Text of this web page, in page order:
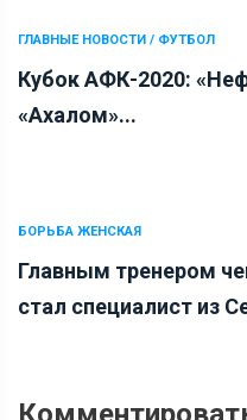
ГЛАВНЫЕ НОВОСТИ / ФУТБОЛ
Кубок АФК-2020:
«Ахалом»...
БОРЬБА ЖЕНСКАЯ
Главным тренером
стал специалист из